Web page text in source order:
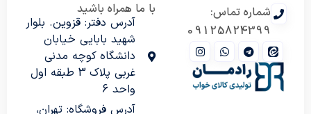
شماره تماس:
09125824399
با ما همراه باشید
آدرس دفتر: قزوین. بلوار
شهید بابایی خیابان
دانشگاه کوچه مدنی
غربی پلاک 3 طبقه اول
واحد 6
آدرس فروشگاه: تهران،